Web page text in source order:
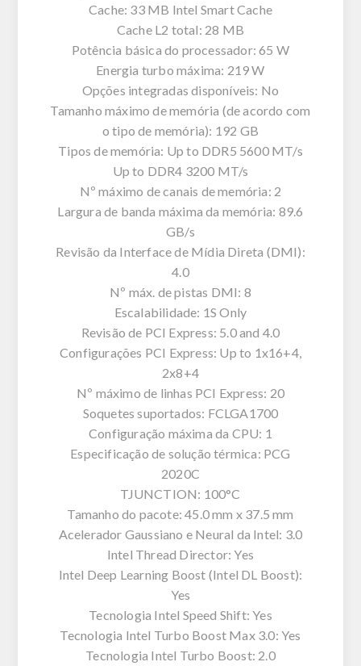
Cache: 33 MB Intel Smart Cache
Cache L2 total: 28 MB
Potência básica do processador: 65 W
Energia turbo máxima: 219 W
Opções integradas disponíveis: No
Tamanho máximo de memória (de acordo com
o tipo de memória): 192 GB
Tipos de memória: Up to DDR5 5600 MT/s
Up to DDR4 3200 MT/s
Nº máximo de canais de memória: 2
Largura de banda máxima da memória: 89.6
GB/s
Revisão da Interface de Mídia Direta (DMI):
4.0
Nº máx. de pistas DMI: 8
Escalabilidade: 1S Only
Revisão de PCI Express: 5.0 and 4.0
Configurações PCI Express: Up to 1x16+4,
2x8+4
Nº máximo de linhas PCI Express: 20
Soquetes suportados: FCLGA1700
Configuração máxima da CPU: 1
Especificação de solução térmica: PCG
2020C
TJUNCTION: 100°C
Tamanho do pacote: 45.0 mm x 37.5 mm
Acelerador Gaussiano e Neural da Intel: 3.0
Intel Thread Director: Yes
Intel Deep Learning Boost (Intel DL Boost):
Yes
Tecnologia Intel Speed Shift: Yes
Tecnologia Intel Turbo Boost Max 3.0: Yes
Tecnologia Intel Turbo Boost: 2.0